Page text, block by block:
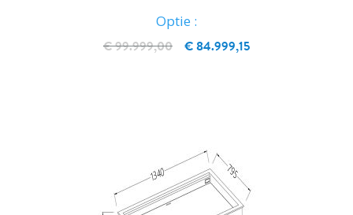
Optie :
€ 84.999,15
€ 99.999,00